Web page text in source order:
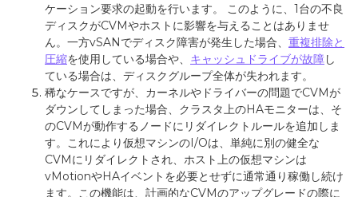
ケーション要求の起動を行います。
このように、 1台の不良
ディスクがCVMやホストに影響を与えることはありませ
ん。一方vSANでディスク障害が発生した場合、 重複排除と
圧縮を使用している場合や、 キャッシュドライブが故障し
ている場合は、ディスクグループ全体が失われます。
稀なケースですが、カーネルやドライバーの問題でCVMが
ダウンしてしまった場合、クラスタ上のHAモニターは、そ
のCVMが動作するノードにリダイレクトルールを追加しま
す。これにより仮想マシンのI/Oは、単純に別の健全な
CVMにリダイレクトされ、ホスト上の仮想マシンは
vMotionやHAイベントを必要とせずに通常通り稼働し続け
ます。この機能は、計画的なCVMのアップグレードの際に